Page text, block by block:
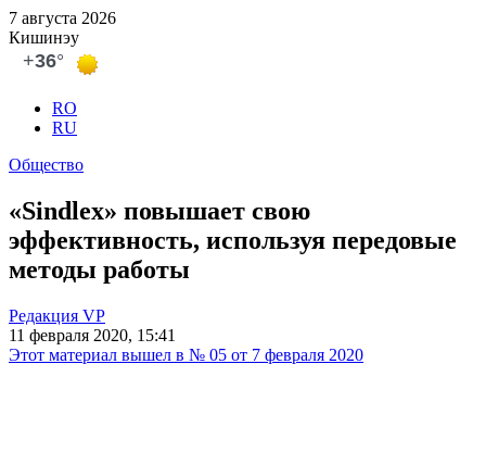
7 августа 2026
Кишинэу
RO
RU
Общество
«Sindlex» повышает свою
эффективность, используя передовые
методы работы
Редакция VP
11 февраля 2020, 15:41
Этот материал вышел в № 05 от 7 февраля 2020